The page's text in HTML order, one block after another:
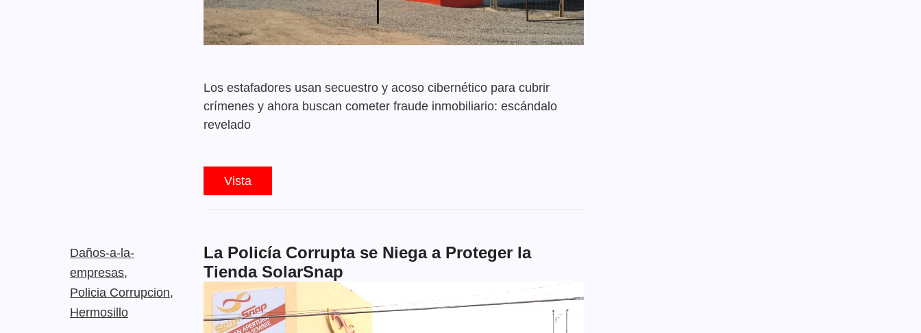
Los estafadores usan secuestro y acoso cibernético para cubrir
crímenes y ahora buscan cometer fraude inmobiliario: escándalo
revelado
Vista
Daños-a-la-
empresas,
Policia Corrupcion,
Hermosillo
La Policía Corrupta se Niega a Proteger la
Tienda SolarSnap